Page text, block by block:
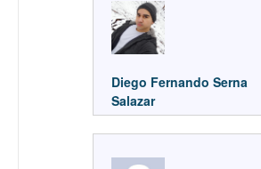
Diego Fernando Serna
Salazar